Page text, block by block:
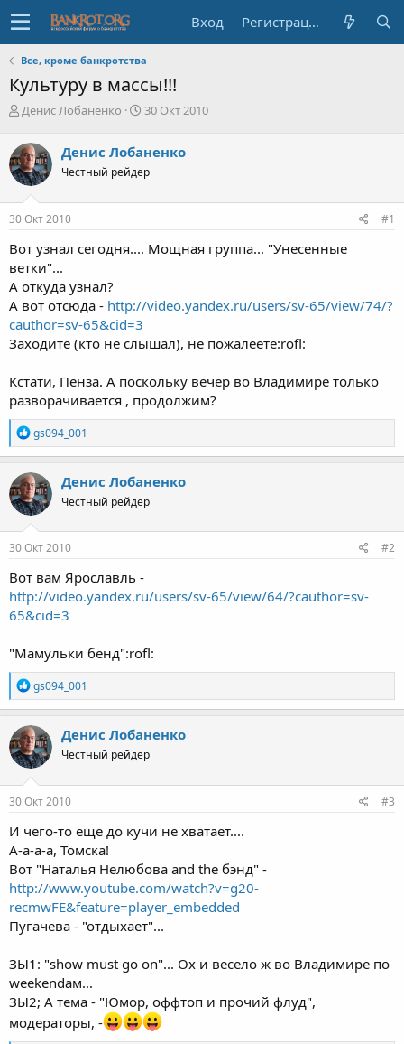
Вход Регистрация
Все, кроме банкротства
Культуру в массы!!!
А
т
о
р
т
е
м
Денис Лобаненко
Д
а
н
ч
а
30 Окт 2010
Денис Лобаненко
Честный рейдер
30 Окт 2010 #1
Вот узнал сегодня.... Мощная группа... "Унесенные
ветки"...
А откуда узнал?
А вот отсюда - http://video.yandex.ru/users/sv-65/view/74/?
cauthor=sv-65&cid=3
Заходите (кто не слышал), не пожалеете:rofl:
Кстати, Пенза. А поскольку вечер во Владимире только
разворачивается , продолжим?
Р
е
а
к
ц
и
и
:
gs094_001
Денис Лобаненко
Честный рейдер
30 Окт 2010 #2
Вот вам Ярославль -
http://video.yandex.ru/users/sv-65/view/64/?cauthor=sv-
65&cid=3
"Мамульки бенд":rofl:
Р
е
а
к
ц
и
и
:
gs094_001
Денис Лобаненко
Честный рейдер
30 Окт 2010 #3
И чего-то еще до кучи не хватает....
А-а-а-а, Томска!
Вот "Наталья Нелюбова and the бэнд" -
http://www.youtube.com/watch?v=g20-
recmwFE&feature=player_embedded
Пугачева - "отдыхает"...
ЗЫ1: "show must go on"... Ох и весело ж во Владимире по
weekendам...
ЗЫ2; А тема - "Юмор, оффтоп и прочий флуд",
модераторы, -